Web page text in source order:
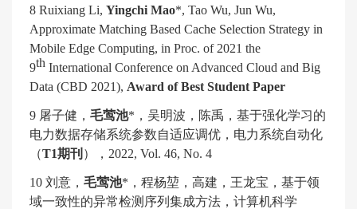
8 Ruixiang Li, Yingchi Mao*, Tao Wu, Jun Wu,
Approximate Matching Based Cache Selection Strategy in
Mobile Edge Computing, in Proc. of 2021 the
9th International Conference on Advanced Cloud and Big
Data (CBD 2021), Award of Best Student Paper
9 屠子健， 毛莺池* ，吴明波，陈禹，基于强化学习的
电力数据存储系统参数自适应调优，电力系统自动化
（T1期刊 ）， 2022, Vol. 46, No. 4
10 刘意， 毛莺池* ，程杨堃，高建，王龙宝，基于领
域一致性的异常检测序列集成方法，计算机科学